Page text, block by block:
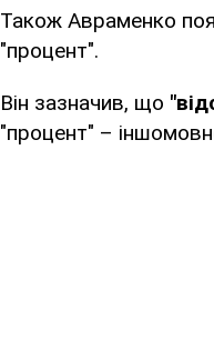
Також Авраменко
"процент".
Він зазначив, що
"процент" –